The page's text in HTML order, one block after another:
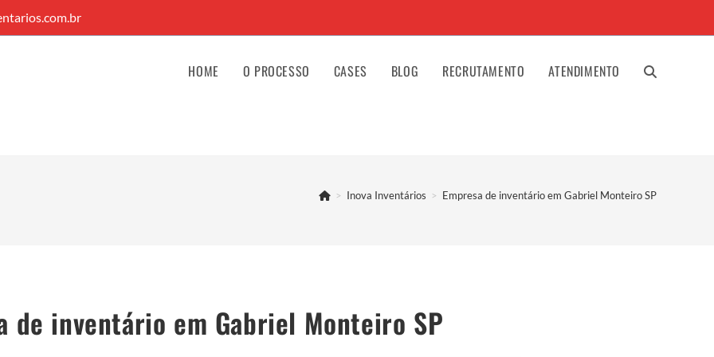
HOME O PROCESSO CASES BLOG RECRUTAMENTO ATENDIMENTO ALTERNAR
> Inova Inventários > Empresa de inventário em Gabriel Monteiro SP
de inventário em Gabriel Monteiro SP